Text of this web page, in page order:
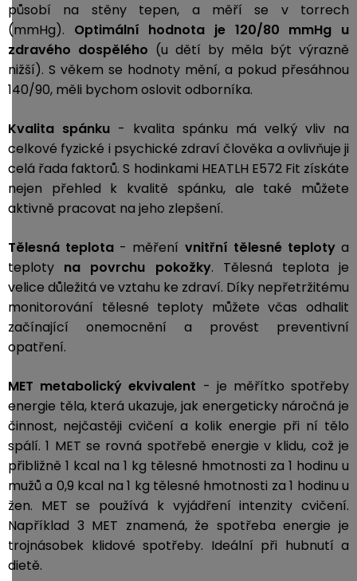
působí na stěny tepen, a měří se v torrech
(mmHg). Optimální hodnota je 120/80 mmHg u
zdravého dospělého (u dětí by měla být výrazně
nižší). S věkem se hodnoty mění, a pokud přesáhnou
140/90, měli bychom oslovit odborníka.
Kvalita spánku - kvalita spánku má velký vliv na
celkové fyzické i psychické zdraví člověka a ovlivňuje ji
celá řada faktorů. S hodinkami HEATLH E572 Fit získáte
nejen přehled k kvalitě spánku, ale také můžete
aktivně pracovat na jeho zlepšení.
Tělesná teplota - měření vnitřní tělesné teplotya
teploty na povrchu pokožky. Tělesná teplota je
velice důležitá ve vztahu ke zdraví. Díky nepřetržitému
monitorování tělesné teploty můžete včas odhalit
začínající onemocnění a provést preventivní
opatření.
MET metabolický ekvivalent - je měřítko spotřeby
energie těla, která ukazuje, jak energeticky náročná je
činnost, nejčastěji cvičení a kolik energie při ní tělo
spálí. 1 MET se rovná spotřebě energie v klidu, což je
přibližně 1 kcal na 1 kg tělesné hmotnosti za 1 hodinu u
mužů a 0,9 kcal na 1 kg tělesné hmotnosti za 1 hodinu u
žen. MET se používá k vyjádření intenzity cvičení.
Například 3 MET znamená, že spotřeba energie je
trojnásobek klidové spotřeby. Ideální při hubnutí a
dietě.